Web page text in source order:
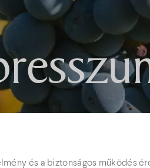
és a biztonságos működés
Hírek